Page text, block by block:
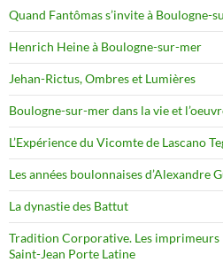
Quand Fantômas s’invite à Boulogne-
Henrich Heine à Boulogne-sur-mer
Jehan-Rictus, Ombres et Lumières
Boulogne-sur-mer dans la vie et
L’Expérience du Vicomte de Lascano
Les années boulonnaises d’Alexandre
La dynastie des Battut
Tradition Corporative. Les
Saint-Jean Porte Latine